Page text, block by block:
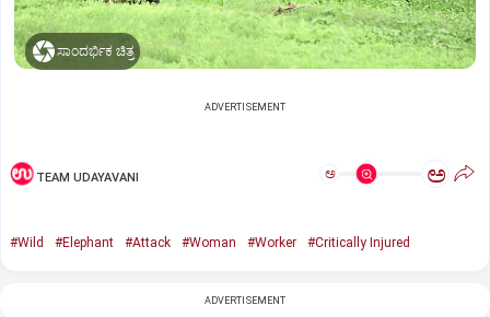
ಸಾಂದರ್ಭಿಕ ಚಿತ್ರ
ADVERTISEMENT
TEAM UDAYAVANI ಅ ಅ
#Wild #Elephant #Attack #Woman #Worker #Critically Injured
ADVERTISEMENT